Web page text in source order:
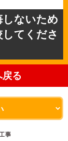
しないため
てくださ
戻る